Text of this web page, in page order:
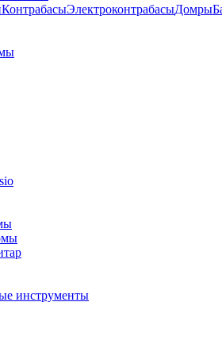
КонтрабасыЭлектроконтрабасыДомры
инструменты